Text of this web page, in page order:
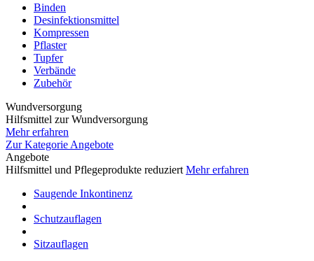
Binden
Desinfektionsmittel
Kompressen
Pflaster
Tupfer
Verbände
Zubehör
Wundversorgung
Hilfsmittel zur Wundversorgung
Mehr erfahren
Zur Kategorie Angebote
Angebote
Hilfsmittel und Pflegeprodukte reduziert Mehr erfahren
Saugende Inkontinenz
Schutzauflagen
Sitzauflagen